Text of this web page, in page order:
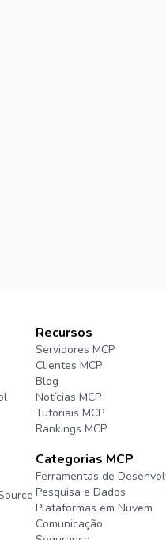
Recursos
Servidores MCP
Clientes MCP
Blog
Notícias MCP
Tutoriais MCP
Rankings MCP
Categorias MCP
Ferramentas de
Pesquisa e Dados
Plataformas em Nuvem
Comunicação